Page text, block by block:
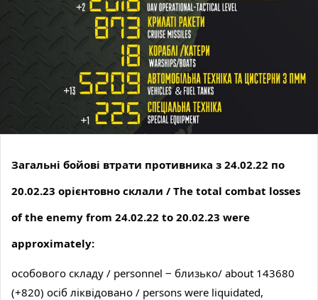
Загальні бойові втрати противника з 24.02.22 по
20.02.23 орієнтовно склали / The total combat losses
of the enemy from 24.02.22 to 20.02.23 were
approximately:
особового складу / personnel ‒ близько/ about 143680
(+820) осіб ліквідовано / persons were liquidated,